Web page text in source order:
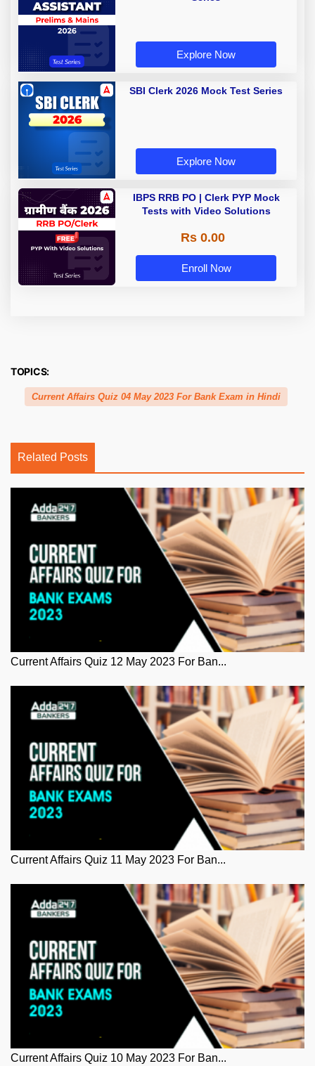
Explore Now
SBI Clerk 2026 Mock Test Series
Explore Now
IBPS RRB PO | Clerk PYP Mock
Tests with Video Solutions
Rs 0.00
Enroll Now
TOPICS:
Current Affairs Quiz 04 May 2023 For Bank Exam in Hindi
Related Posts
Current Affairs Quiz 12 May 2023 For Ban...
Current Affairs Quiz 11 May 2023 For Ban...
Current Affairs Quiz 10 May 2023 For Ban...